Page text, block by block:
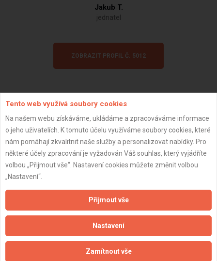
Jakub T.
jednatel
ZOBRAZIT PROFIL Č. 5012
Důležité informace
Naše firmy a řemeslníci
Zpracování a ochrana osobních údajů
Zásady pro používání souborů cookie
Obchodní podmínky (rozpočtování)
Reference
Naše excelové tabulky online
Naše služby
Tento web využívá soubory cookies
Na našem webu získáváme, ukládáme a zpracováváme informace
o jeho uživatelích. K tomuto účelu využíváme soubory cookies, které
nám pomáhají zkvalitnit naše služby a personalizovat nabídky. Pro
některé účely zpracování je vyžadován Váš souhlas, který vyjádříte
volbou „Přijmout vše“. Nastavení cookies můžete změnit volbou
„Nastavení“.
Přijmout vše
Nastavení
Zamítnout vše